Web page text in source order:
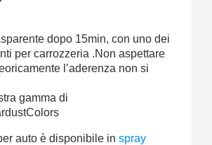
dopo 15min, con uno dei
per carrozzeria .Non aspettare
l’aderenza non si
gamma di
auto è disponibile in spray